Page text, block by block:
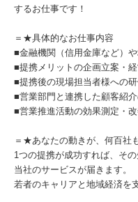
するお仕事です！
＝★具体的なお仕事内容
■金融機関（信用金庫など）
■提携メリットの企画立案・
■提携後の現場担当者様への
■営業部門と連携した顧客紹
■営業推進活動の効果測定・
＝★あなたの動きが、何百社
1つの提携が成功すれば、そ
当社のサービスが届きます。
若者のキャリアと地域経済を